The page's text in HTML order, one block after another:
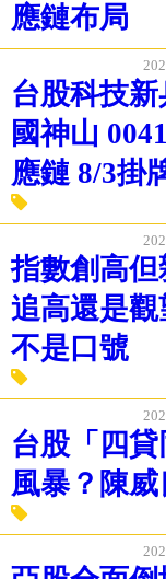
應鏈布局
指數創高
追高還是觀
台股「四
風暴？陳